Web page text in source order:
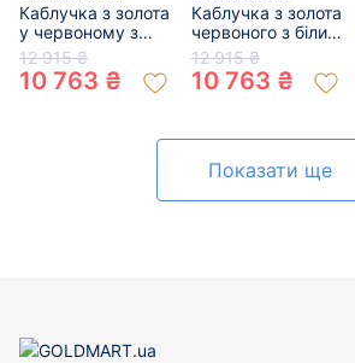
Каблучка з золота
у червоному з
білим кольорі з
цирконом 01-
200469975
12 915 ₴
10 763 ₴
Каблучка з золота
червоного з білим
кольору з
цирконом 01-
200761981
12 915 ₴
10 763 ₴
Показати ще